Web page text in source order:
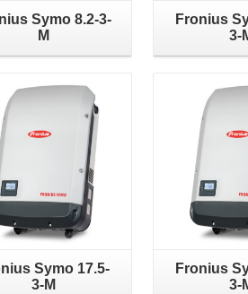
Symo 8.2-3-
M
Fronius
3-
Symo 17.5-
3-M
Fronius
3-